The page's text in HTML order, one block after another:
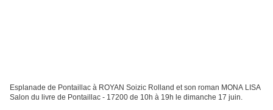
Esplanade de Pontaillac à ROYAN Soizic Rolland et son roman MONA LISA
Salon du livre de Pontaillac - 17200 de 10h à 19h le dimanche 17 juin.